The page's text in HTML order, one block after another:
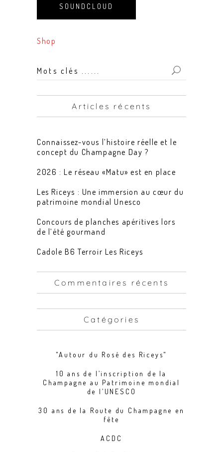
SOUNDCLOUD
Shop
Mots
clés
...
Articles récents
Connaissez-vous l’histoire réelle et le
concept du Champagne Day ?
2026 : Le réseau «Matu» est en place
Les Riceys : Une immersion au cœur du
patrimoine mondial Unesco
Concours de planches apéritives lors
de l’été gourmand
Cadole B6 Terroir Les Riceys
Commentaires récents
Catégories
"Autour du Rosé des Riceys"
10 ans de l’inscription de la
Champagne au Patrimoine mondial
de l’UNESCO
30 ans de la Route du Champagne en
fête
ACDC